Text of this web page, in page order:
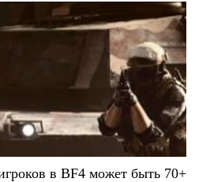
в BF4 может быть 70+